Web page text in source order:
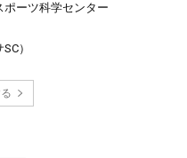
ーツ科学センター
）